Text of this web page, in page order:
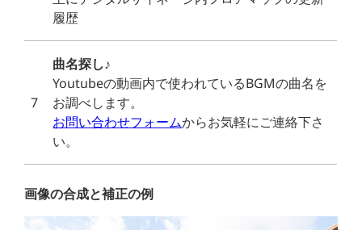
履歴
7
曲名探し♪
Youtubeの動画内で使われているBGMの曲名を
お調べします。
お問い合わせフォームからお気軽にご連絡下さ
い。
画像の合成と補正の例